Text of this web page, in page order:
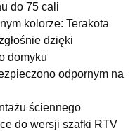
849,00 zł
do 75 cali
kolorze: Terakota
dzięki
domyku
odpornym na
ściennego
do wersji szafki RTV